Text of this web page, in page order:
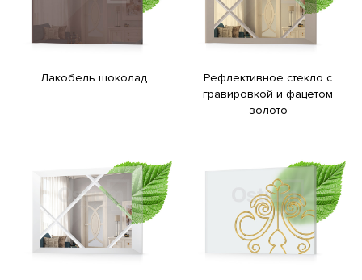
Лакобель шоколад
Рефлективное стекло с
гравировкой и фацетом
золото